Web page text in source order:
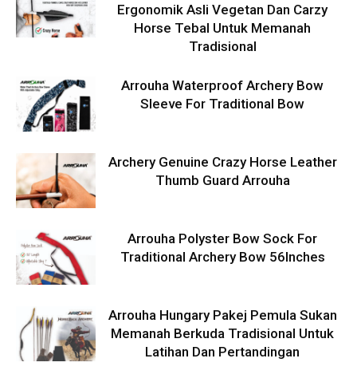
Ergonomik Asli Vegetan Dan Carzy
Horse Tebal Untuk Memanah
Tradisional
Arrouha Waterproof Archery Bow
Sleeve For Traditional Bow
Archery Genuine Crazy Horse Leather
Thumb Guard Arrouha
Arrouha Polyster Bow Sock For
Traditional Archery Bow 56Inches
Arrouha Hungary Pakej Pemula Sukan
Memanah Berkuda Tradisional Untuk
Latihan Dan Pertandingan